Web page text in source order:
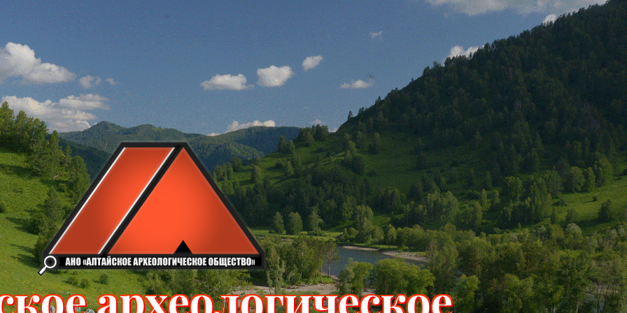
археологическое